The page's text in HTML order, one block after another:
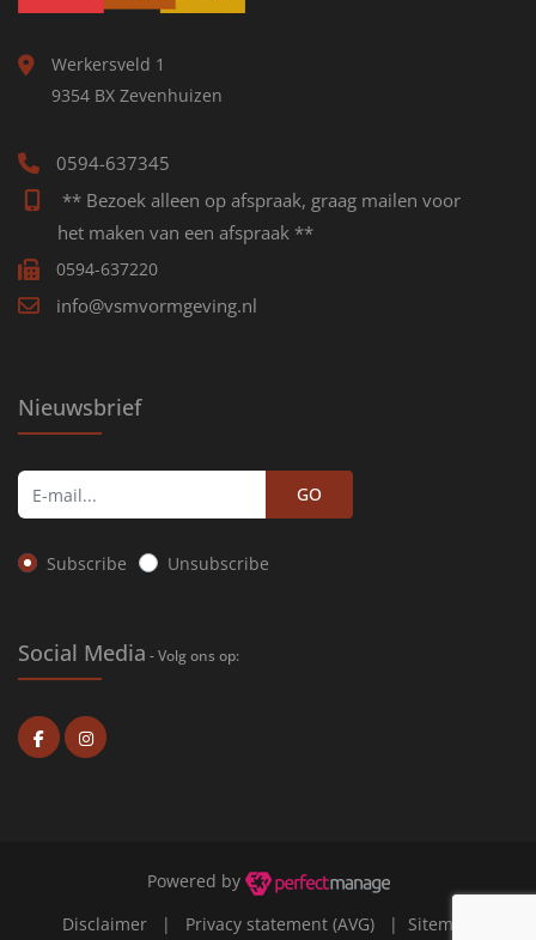
Werkersveld 1
9354 BX Zevenhuizen
0594-637345
** Bezoek alleen op afspraak, graag mailen voor
het maken van een afspraak **
0594-637220
info@vsmvormgeving.nl
Nieuwsbrief
GO
Subscribe Unsubscribe
Social Media - Volg ons op:
Powered by
Disclaimer | Privacy statement (AVG) | Sitemap